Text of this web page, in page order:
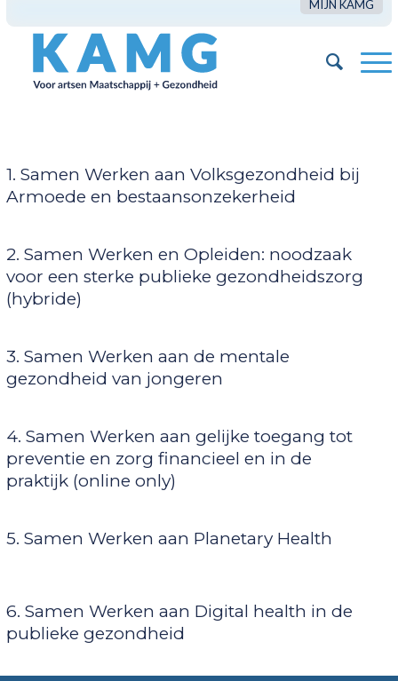
MIJN KAMG
1. Samen Werken aan Volksgezondheid bij
Armoede en bestaansonzekerheid
2. Samen Werken en Opleiden: noodzaak
voor een sterke publieke gezondheidszorg
(hybride)
3. Samen Werken aan de mentale
gezondheid van jongeren
4. Samen Werken aan gelijke toegang tot
preventie en zorg financieel en in de
praktijk (online only)
5. Samen Werken aan Planetary Health
6. Samen Werken aan Digital health in de
publieke gezondheid